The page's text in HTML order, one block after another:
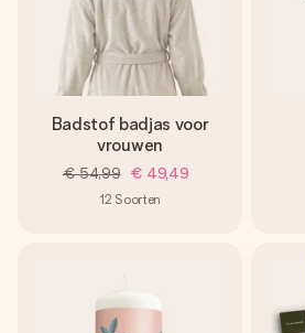
Badstof badjas voor
vrouwen
€ 54,99 € 49,49
12 Soorten